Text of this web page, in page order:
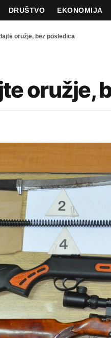
DRUŠTVO EKONOMIJA
oružje, bez posledica
oružje,